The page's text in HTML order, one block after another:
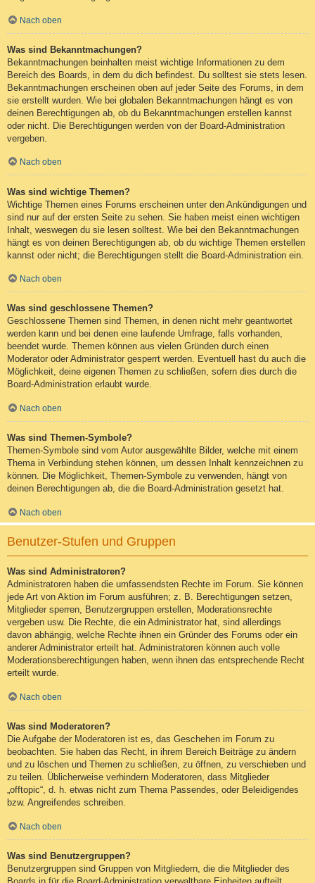
Nach oben
Was sind Bekanntmachungen?
Bekanntmachungen beinhalten meist wichtige Informationen zu dem
Bereich des Boards, in dem du dich befindest. Du solltest sie stets lesen.
Bekanntmachungen erscheinen oben auf jeder Seite des Forums, in dem
sie erstellt wurden. Wie bei globalen Bekanntmachungen hängt es von
deinen Berechtigungen ab, ob du Bekanntmachungen erstellen kannst
oder nicht. Die Berechtigungen werden von der Board-Administration
vergeben.
Nach oben
Was sind wichtige Themen?
Wichtige Themen eines Forums erscheinen unter den Ankündigungen und
sind nur auf der ersten Seite zu sehen. Sie haben meist einen wichtigen
Inhalt, weswegen du sie lesen solltest. Wie bei den Bekanntmachungen
hängt es von deinen Berechtigungen ab, ob du wichtige Themen erstellen
kannst oder nicht; die Berechtigungen stellt die Board-Administration ein.
Nach oben
Was sind geschlossene Themen?
Geschlossene Themen sind Themen, in denen nicht mehr geantwortet
werden kann und bei denen eine laufende Umfrage, falls vorhanden,
beendet wurde. Themen können aus vielen Gründen durch einen
Moderator oder Administrator gesperrt werden. Eventuell hast du auch die
Möglichkeit, deine eigenen Themen zu schließen, sofern dies durch die
Board-Administration erlaubt wurde.
Nach oben
Was sind Themen-Symbole?
Themen-Symbole sind vom Autor ausgewählte Bilder, welche mit einem
Thema in Verbindung stehen können, um dessen Inhalt kennzeichnen zu
können. Die Möglichkeit, Themen-Symbole zu verwenden, hängt von
deinen Berechtigungen ab, die die Board-Administration gesetzt hat.
Nach oben
Benutzer-Stufen und Gruppen
Was sind Administratoren?
Administratoren haben die umfassendsten Rechte im Forum. Sie können
jede Art von Aktion im Forum ausführen; z. B. Berechtigungen setzen,
Mitglieder sperren, Benutzergruppen erstellen, Moderationsrechte
vergeben usw. Die Rechte, die ein Administrator hat, sind allerdings
davon abhängig, welche Rechte ihnen ein Gründer des Forums oder ein
anderer Administrator erteilt hat. Administratoren können auch volle
Moderationsberechtigungen haben, wenn ihnen das entsprechende Recht
erteilt wurde.
Nach oben
Was sind Moderatoren?
Die Aufgabe der Moderatoren ist es, das Geschehen im Forum zu
beobachten. Sie haben das Recht, in ihrem Bereich Beiträge zu ändern
und zu löschen und Themen zu schließen, zu öffnen, zu verschieben und
zu teilen. Üblicherweise verhindern Moderatoren, dass Mitglieder
„offtopic“, d. h. etwas nicht zum Thema Passendes, oder Beleidigendes
bzw. Angreifendes schreiben.
Nach oben
Was sind Benutzergruppen?
Benutzergruppen sind Gruppen von Mitgliedern, die die Mitglieder des